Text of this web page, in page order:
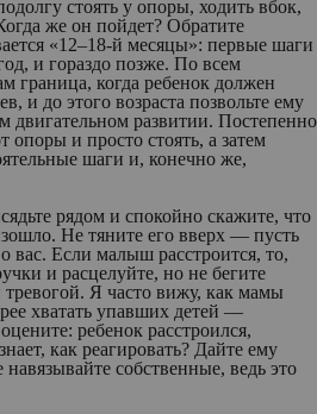
стоять у опоры, ходить вбок,
же он пойдет? Обратите
«12–18-й месяцы»: первые шаги
и гораздо позже. По всем
граница, когда ребенок должен
и до этого возраста позвольте ему
двигательном развитии. Постепенно
опоры и просто стоять, а затем
шаги и, конечно же,
рядом и спокойно скажите, что
Не тяните его вверх — пусть
вас. Если малыш расстроится, то,
и расцелуйте, но не бегите
тревогой. Я часто вижу, как мамы
хватать упавших детей —
ребенок расстроился,
как реагировать? Дайте ему
навязывайте собственные, ведь это